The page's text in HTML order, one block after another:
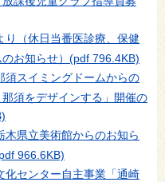
り（休日当番医診療、保健
お知らせ） (pdf 796.4KB)
須スイミングドームからの
須をデザインする」開催の
木県立美術館からのお知ら
966.6KB)
化センター自主事業「通崎